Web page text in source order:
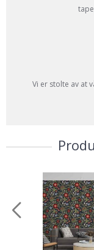
Vi er stolte av at